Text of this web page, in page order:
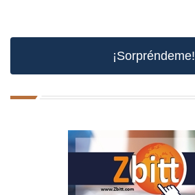
¡Sorpréndeme!